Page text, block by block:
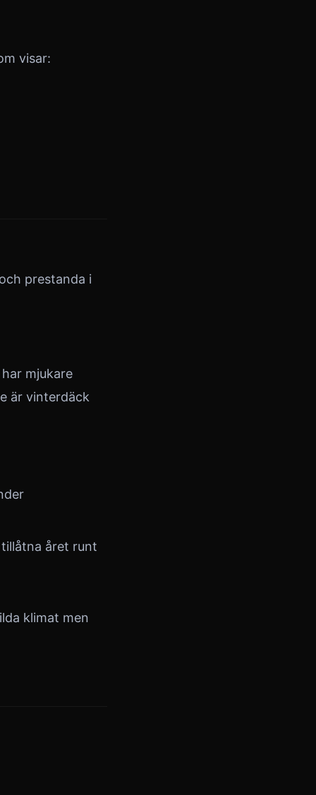
visar:
prestanda i
mjukare
är vinterdäck
året runt
klimat men